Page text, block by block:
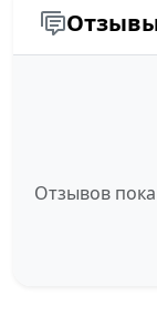
Отзывов